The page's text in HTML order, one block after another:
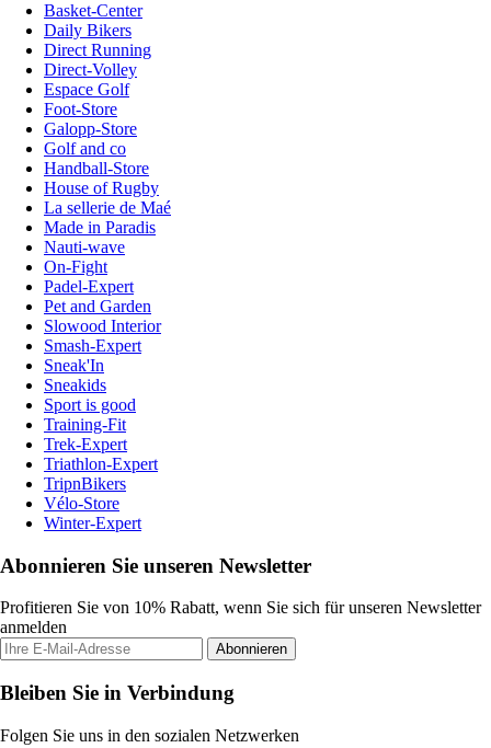
Basket-Center
Daily Bikers
Direct Running
Direct-Volley
Espace Golf
Foot-Store
Galopp-Store
Golf and co
Handball-Store
House of Rugby
La sellerie de Maé
Made in Paradis
Nauti-wave
On-Fight
Padel-Expert
Pet and Garden
Slowood Interior
Smash-Expert
Sneak'In
Sneakids
Sport is good
Training-Fit
Trek-Expert
Triathlon-Expert
TripnBikers
Vélo-Store
Winter-Expert
Abonnieren Sie unseren Newsletter
Profitieren Sie von 10% Rabatt, wenn Sie sich für unseren Newsletter
anmelden
Abonnieren
Bleiben Sie in Verbindung
Folgen Sie uns in den sozialen Netzwerken